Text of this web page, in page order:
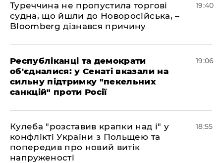
Туреччина не пропустила торгові
судна, що йшли до Новоросійська, –
Bloomberg дізнався причину
19:40
Республіканці та демократи
об'єдналися: у Сенаті вказали на
сильну підтримку "пекельних
санкцій" проти Росії
19:06
Кулеба "розставив крапки над і" у
конфлікті України з Польщею та
попередив про новий витік
напруженості
18:55